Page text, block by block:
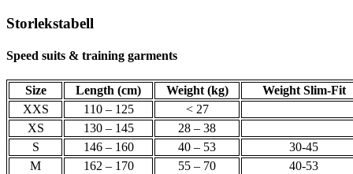
Storlekstabell
Speed suits & training garments
Size Length (cm) Weight (kg)
Weight Slim-Fit
XXS
110 – 125
< 27
XS
130 – 145
28 – 38
S
146 – 160 40 – 53
30-45
M
162 – 170 55 – 70
40-53